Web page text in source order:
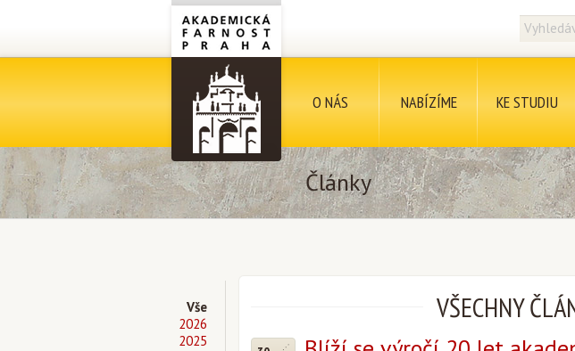
O NÁS NABÍZÍME KE STUDIU
Články
Vše
2026
2025
VŠECHNY